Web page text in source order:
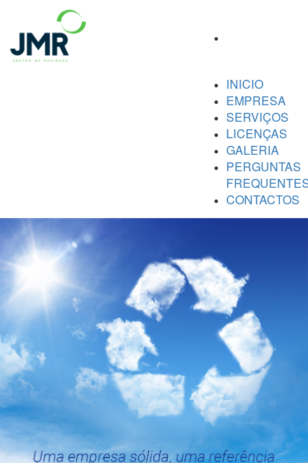
INICIO
EMPRESA
SERVIÇOS
LICENÇAS
GALERIA
PERGUNTAS
CONTACTOS